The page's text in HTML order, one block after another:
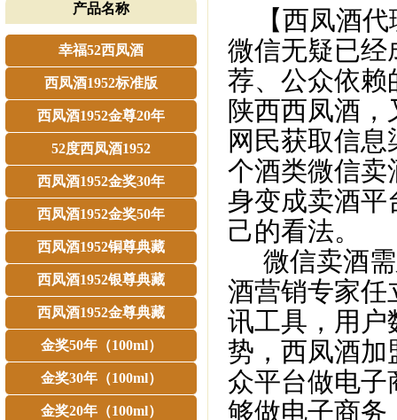
产品名称
幸福52西凤酒
西凤酒1952标准版
西凤酒1952金尊20年
52度西凤酒1952
西凤酒1952金奖30年
西凤酒1952金奖50年
西凤酒1952铜尊典藏
西凤酒1952银尊典藏
西凤酒1952金尊典藏
金奖50年（100ml）
金奖30年（100ml）
金奖20年（100ml）
【西凤酒代
微信无疑已经
荐、公众依赖
陕西西凤酒
网民获取信
个酒类微信卖
身变成卖酒平
己的看法。
微信卖酒需
酒营销专家任
讯工具，用户
势，西凤酒
众平台做电子
够做电子商务